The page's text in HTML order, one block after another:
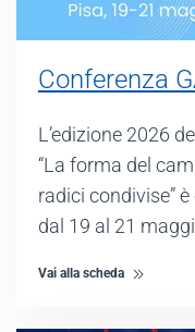
Conferenza
L’edizione 2026
“La forma del
radici condivise”
dal 19 al 21
Vai alla scheda